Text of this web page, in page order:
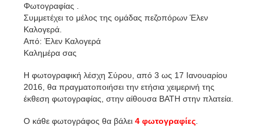
Φωτογραφίας .
Συμμετέχει το μέλος της ομάδας πεζοπόρων Έλεν
Καλογερά.
Από: Έλεν Καλογερά
Καλημέρα σας
Η φωτογραφική λέσχη Σύρου, από 3 ως 17 Ιανουαρίου
2016, θα πραγματοποιήσει την ετήσια χειμερινή της
έκθεση φωτογραφίας, στην αίθουσα ΒΑΤΗ στην πλατεία.
Ο κάθε φωτογράφος θα βάλει 4 φωτογραφίες.